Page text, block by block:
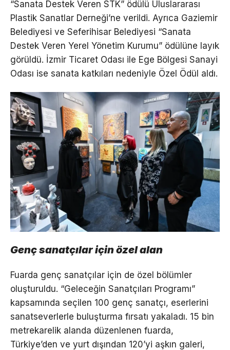
“Sanata Destek Veren STK” ödülü Uluslararası
Plastik Sanatlar Derneği’ne verildi. Ayrıca Gaziemir
Belediyesi ve Seferihisar Belediyesi “Sanata
Destek Veren Yerel Yönetim Kurumu” ödülüne layık
görüldü. İzmir Ticaret Odası ile Ege Bölgesi Sanayi
Odası ise sanata katkıları nedeniyle Özel Ödül aldı.
Genç sanatçılar için özel alan
Fuarda genç sanatçılar için de özel bölümler
oluşturuldu. “Geleceğin Sanatçıları Programı”
kapsamında seçilen 100 genç sanatçı, eserlerini
sanatseverlerle buluşturma fırsatı yakaladı. 15 bin
metrekarelik alanda düzenlenen fuarda,
Türkiye’den ve yurt dışından 120’yi aşkın galeri,